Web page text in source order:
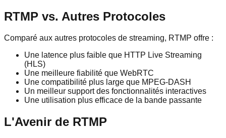
RTMP vs. Autres Protocoles
Comparé aux autres protocoles de streaming, RTMP offre :
Une latence plus faible que HTTP Live Streaming
(HLS)
Une meilleure fiabilité que WebRTC
Une compatibilité plus large que MPEG-DASH
Un meilleur support des fonctionnalités interactives
Une utilisation plus efficace de la bande passante
L'Avenir de RTMP